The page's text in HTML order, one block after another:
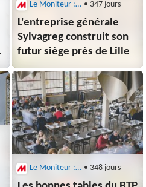
Le Moniteur : Architecture • 347 jours
L'entreprise générale
Sylvagreg construit son
futur siège près de Lille
Le Moniteur : Architecture • 348 jours